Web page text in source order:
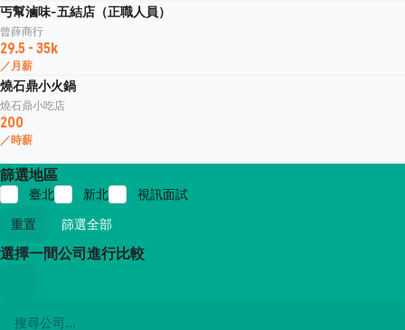
丐幫滷味-五結店（正職人員）
曾薛商行
29.5 - 35k
／月薪
燒石鼎小火鍋
燒石鼎小吃店
200
／時薪
篩選地區
臺北 新北
視訊面試
重置
篩選全部
選擇一間公司進行比較